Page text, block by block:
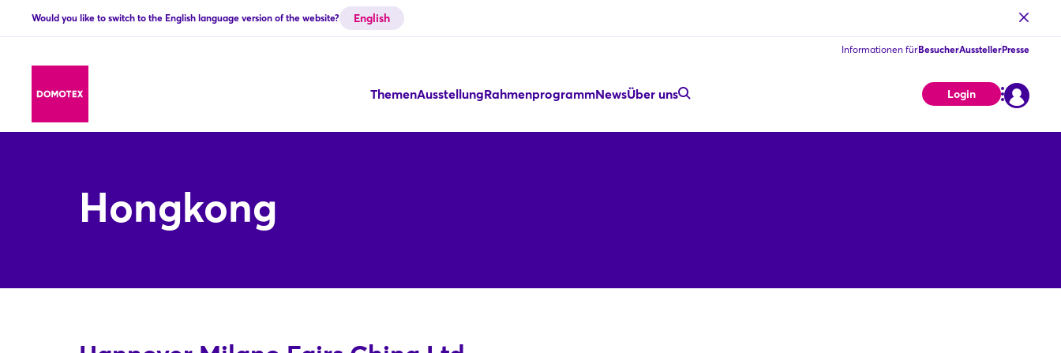
Would you like to switch to the English language version of the website? English
Informationen fürBesucherAusstellerPresse
ThemenAusstellungRahmenprogrammNewsÜber uns Login
Hongkong